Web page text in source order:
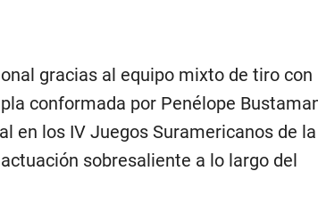
gracias al equipo mixto de tiro con
conformada por Penélope
en los IV Juegos Suramericanos de la
sobresaliente a lo largo del